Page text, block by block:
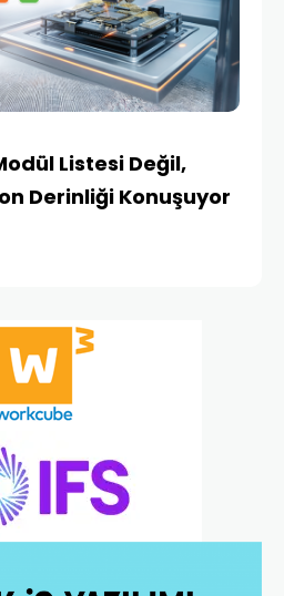
Listesi Değil,
Derinliği Konuşuyor